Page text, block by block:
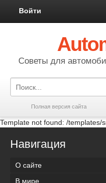
Войти
Cоветы для
Полная версия сайта
Template not found: /templates/
Навигация
О сайте
В мире